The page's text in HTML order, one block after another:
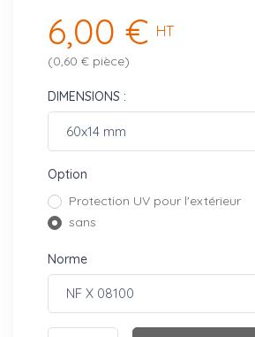
6,00 € HT
(0,60 € pièce)
DIMENSIONS :
Option
Protection UV pour l'extérieur
sans
Norme